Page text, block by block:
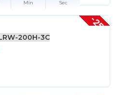
-25 %
Min Sec
200H-3C